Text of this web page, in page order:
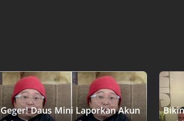
Geger! Daus Mini Laporkan Akun